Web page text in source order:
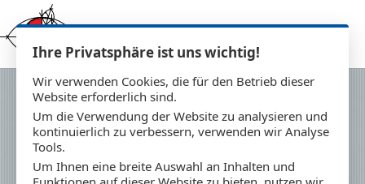
Zum Inhalt springen
Ihre Privatsphäre ist uns wichtig!
Wir verwenden Cookies, die für den Betrieb dieser
Website erforderlich sind.
Um die Verwendung der Website zu analysieren und
kontinuierlich zu verbessern, verwenden wir Analyse
Tools.
Um Ihnen eine breite Auswahl an Inhalten und